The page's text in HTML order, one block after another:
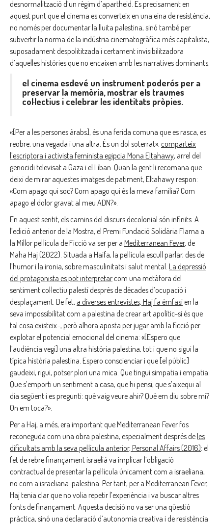
desnormalització d’un règim d’apartheid. És precisament en
aquest punt que el cinema es converteix en una eina de resistència,
no només per documentar la lluita palestina, sinó també per
subvertir la norma de la indústria cinematogràfica més capitalista,
suposadament despolititzada i certament invisibilitzadora
d’aquelles històries que no encaixen amb les narratives dominants.
el cinema esdevé un instrument poderós per a
preservar la memòria, mostrar els traumes
col·lectius i celebrar les identitats pròpies.
«[Per a les persones àrabs], és una ferida comuna que es rasca, es
reobre, una vegada i una altra. És un dol soterrat», comparteix
l’escriptora i activista feminista egipcia Mona Eltahawy, arrel del
genocidi televisat a Gaza i el Líban. Quan la gent li recomana que
deixi de mirar aquestes imatges de patiment, Eltahawy respon:
«Com apago qui soc? Com apago qui és la meva família? Com
apago el dolor gravat al meu ADN?».
En aquest sentit, els camins del discurs decolonial són infinits. A
l’edició anterior de la Mostra, el Premi Fundació Solidària Flama a
la Millor pel·lícula de Ficció va ser per a Mediterranean Fever, de
Maha Haj (2022). Situada a Haifa, la pel·lícula escull parlar, des de
l’humor i la ironia, sobre masculinitats i salut mental. La depressió
del protagonista es pot interpretar com una metàfora del
sentiment col·lectiu palestí després de dècades d’ocupació i
desplaçament. De fet, a diverses entrevistes, Haj fa èmfasi en la
seva impossibilitat com a palestina de crear art apolític–si és que
tal cosa existeix–, però alhora aposta per jugar amb la ficció per
explotar el potencial emocional del cinema: «[Espero que
l’audiència vegi] una altra història palestina, tot i que no sigui la
típica història palestina. Espero conscienciar i que [el públic]
gaudeixi, rigui, potser plori una mica. Que tingui simpatia i empatia.
Que s’emporti un sentiment a casa, que hi pensi, que s’aixequi al
dia següent i es pregunti: què vaig veure ahir? Què em diu sobre mi?
On em toca?».
Per a Haj, a més, era important que Mediterranean Fever fos
reconeguda com una obra palestina, especialment després de les
dificultats amb la seva pel·lícula anterior, Personal Affairs (2016): el
fet de rebre finançament israelià va implicar l’obligació
contractual de presentar la pel·lícula únicament com a israeliana,
no com a israeliana-palestina. Per tant, per a Mediterranean Fever,
Haj tenia clar que no volia repetir l’experiència i va buscar altres
fonts de finançament. Aquesta decisió no va ser una qüestió
pràctica, sinó una declaració d’autonomia creativa i de resistència